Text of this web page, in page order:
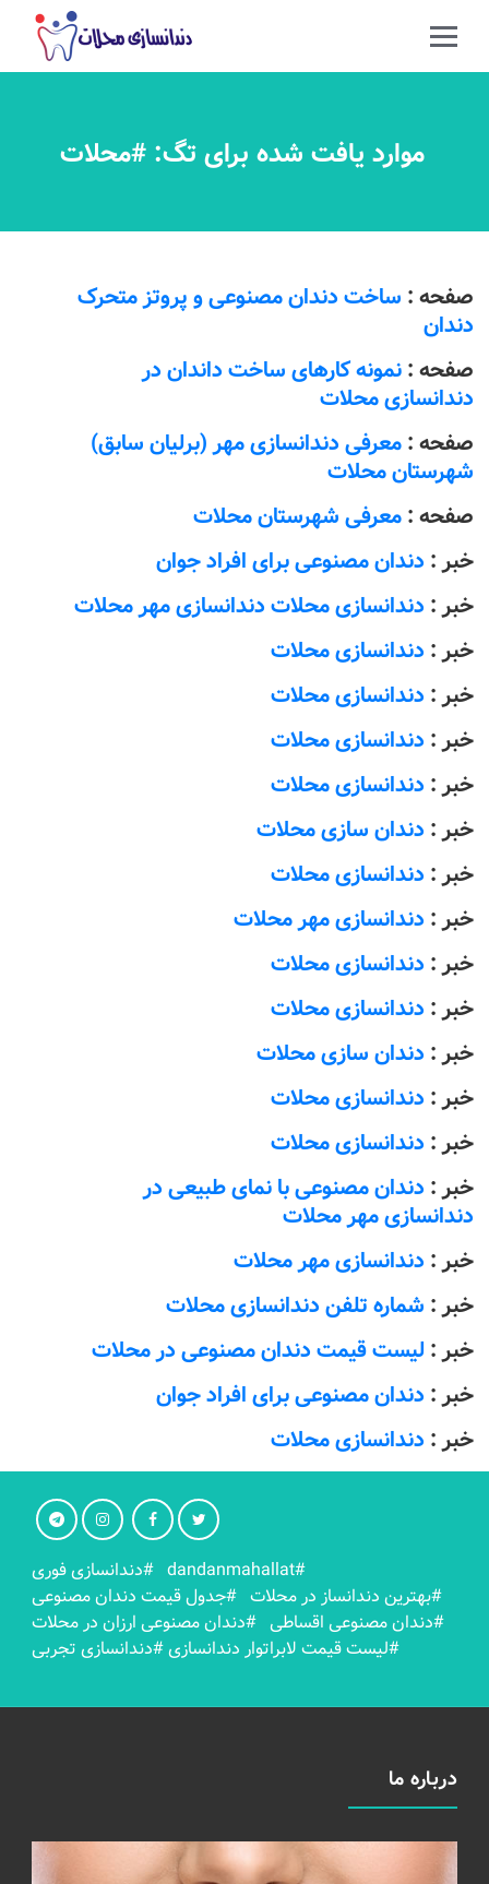
موارد یافت شده برای تگ: #محلات
صفحه : ساخت دندان مصنوعی و پروتز متحرک
دندان
صفحه :نمونه کارهای ساخت داندان در
دندانسازی محلات
صفحه :معرفی دندانسازی مهر (برلیان سابق)
شهرستان محلات
صفحه :معرفی شهرستان محلات
خبر : دندان مصنوعی برای افراد جوان
خبر : دندانسازی محلات دندانسازی مهر محلات
خبر : دندانسازی محلات
خبر : دندانسازی محلات
خبر : دندانسازی محلات
خبر : دندانسازی محلات
خبر : دندان سازی محلات
خبر : دندانسازی محلات
خبر : دندانسازی مهر محلات
خبر : دندانسازی محلات
خبر : دندانسازی محلات
خبر : دندان سازی محلات
خبر : دندانسازی محلات
خبر : دندانسازی محلات
خبر : دندان مصنوعی با نمای طبیعی در
دندانسازی مهر محلات
خبر : دندانسازی مهر محلات
خبر : شماره تلفن دندانسازی محلات
خبر :لیست قیمت دندان مصنوعی در محلات
خبر : دندان مصنوعی برای افراد جوان
خبر : دندانسازی محلات
#dandanmahallat
#دندانسازی فوری
#بهترين دندانساز در محلات #جدول قیمت دندان مصنوعی
#دندان مصنوعی اقساطی #دندان مصنوعی ارزان در محلات
#لیست قیمت لابراتوار دندانسازی#دندانسازی تجربی
درباره ما